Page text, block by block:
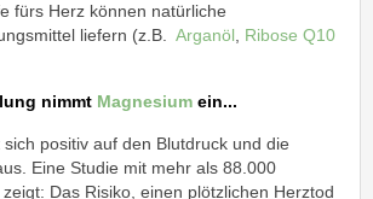
fürs Herz können natürliche
liefern (z.B. Arganöl
Ribose Q10
nimmt Magnesium ein...
positiv auf den Blutdruck und die
Eine Studie mit mehr als 88.000
Das Risiko, einen plötzlichen Herztod